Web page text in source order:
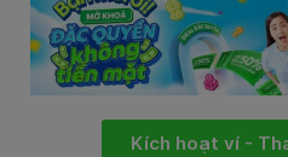
Kích hoạt ví -